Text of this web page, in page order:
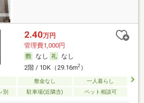
2.40万円
管理費1,000円
なし
なし
2階 / 1DK（29.16m2）
敷金なし
一人暮らし
別
駐車場(近隣含) ペット相談可